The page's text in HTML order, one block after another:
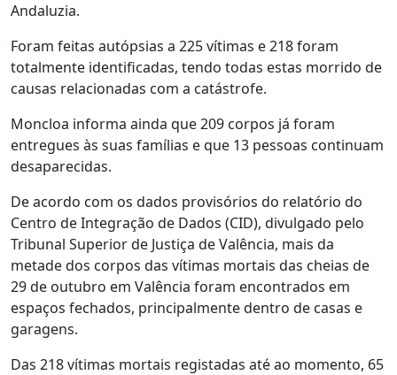
Andaluzia.
Foram feitas autópsias a 225 vítimas e 218 foram
totalmente identificadas, tendo todas estas morrido de
causas relacionadas com a catástrofe.
Moncloa informa ainda que 209 corpos já foram
entregues às suas famílias e que 13 pessoas continuam
desaparecidas.
De acordo com os dados provisórios do relatório do
Centro de Integração de Dados (CID), divulgado pelo
Tribunal Superior de Justiça de Valência, mais da
metade dos corpos das vítimas mortais das cheias de
29 de outubro em Valência foram encontrados em
espaços fechados, principalmente dentro de casas e
garagens.
Das 218 vítimas mortais registadas até ao momento, 65